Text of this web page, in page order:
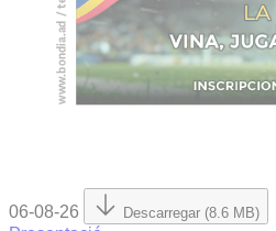
06-08-26 Descarregar (8.6 MB)